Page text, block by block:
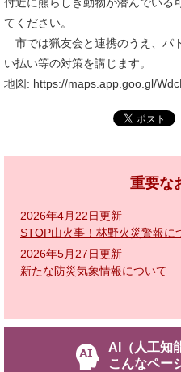
てください。
市では猟友会と連携のうえ、パ
い払い等の対策を講じます。
地図: https://maps.app.goo.gl/
重要な
2026年4月22日更新
STOP山火事！林野火災警報に
2026年5月27日更新
新たな防災気象情報について
AI（人工知
こんなペー